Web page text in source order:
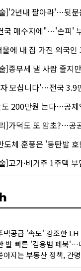
년내 팔아라'…뒷문은 열
매수자에"…'손피' 부활
내 집 가진 외국인 3만
세 낼 사람 줄지만 세 부담 커
모십니다'…전국 3.9
만원 는다…공제액 최대 54만
덕도 또 암초?…공공공사의 '
체 훈풍은 '동탄발 호
비거주 1주택 부담…'대전족'도